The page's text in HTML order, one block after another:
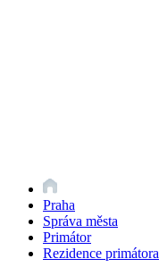
Praha
Správa města
Primátor
Rezidence primátora